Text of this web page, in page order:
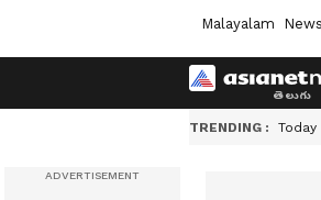
Malayalam
TRENDING : Today